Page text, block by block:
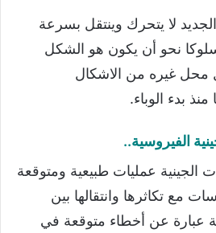
الجديد لا يتحرك وينتقل بسرعة
نحو أن يكون هو الشكل
محل غيره من الاشكال
بدء الوباء.
الفيروسية..
الجينية عمليات طبيعية ومتوقعة
مع تكاثرها وانتقالها بين
عبارة عن أخطاء متوقعة في